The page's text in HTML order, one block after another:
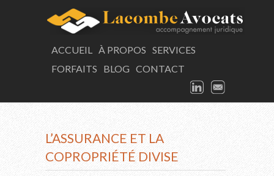
ACCUEIL À PROPOS SERVICES
FORFAITS
BLOG CONTACT
LINKEDIN
L’ASSURANCE ET LA
COPROPRIÉTÉ DIVISE